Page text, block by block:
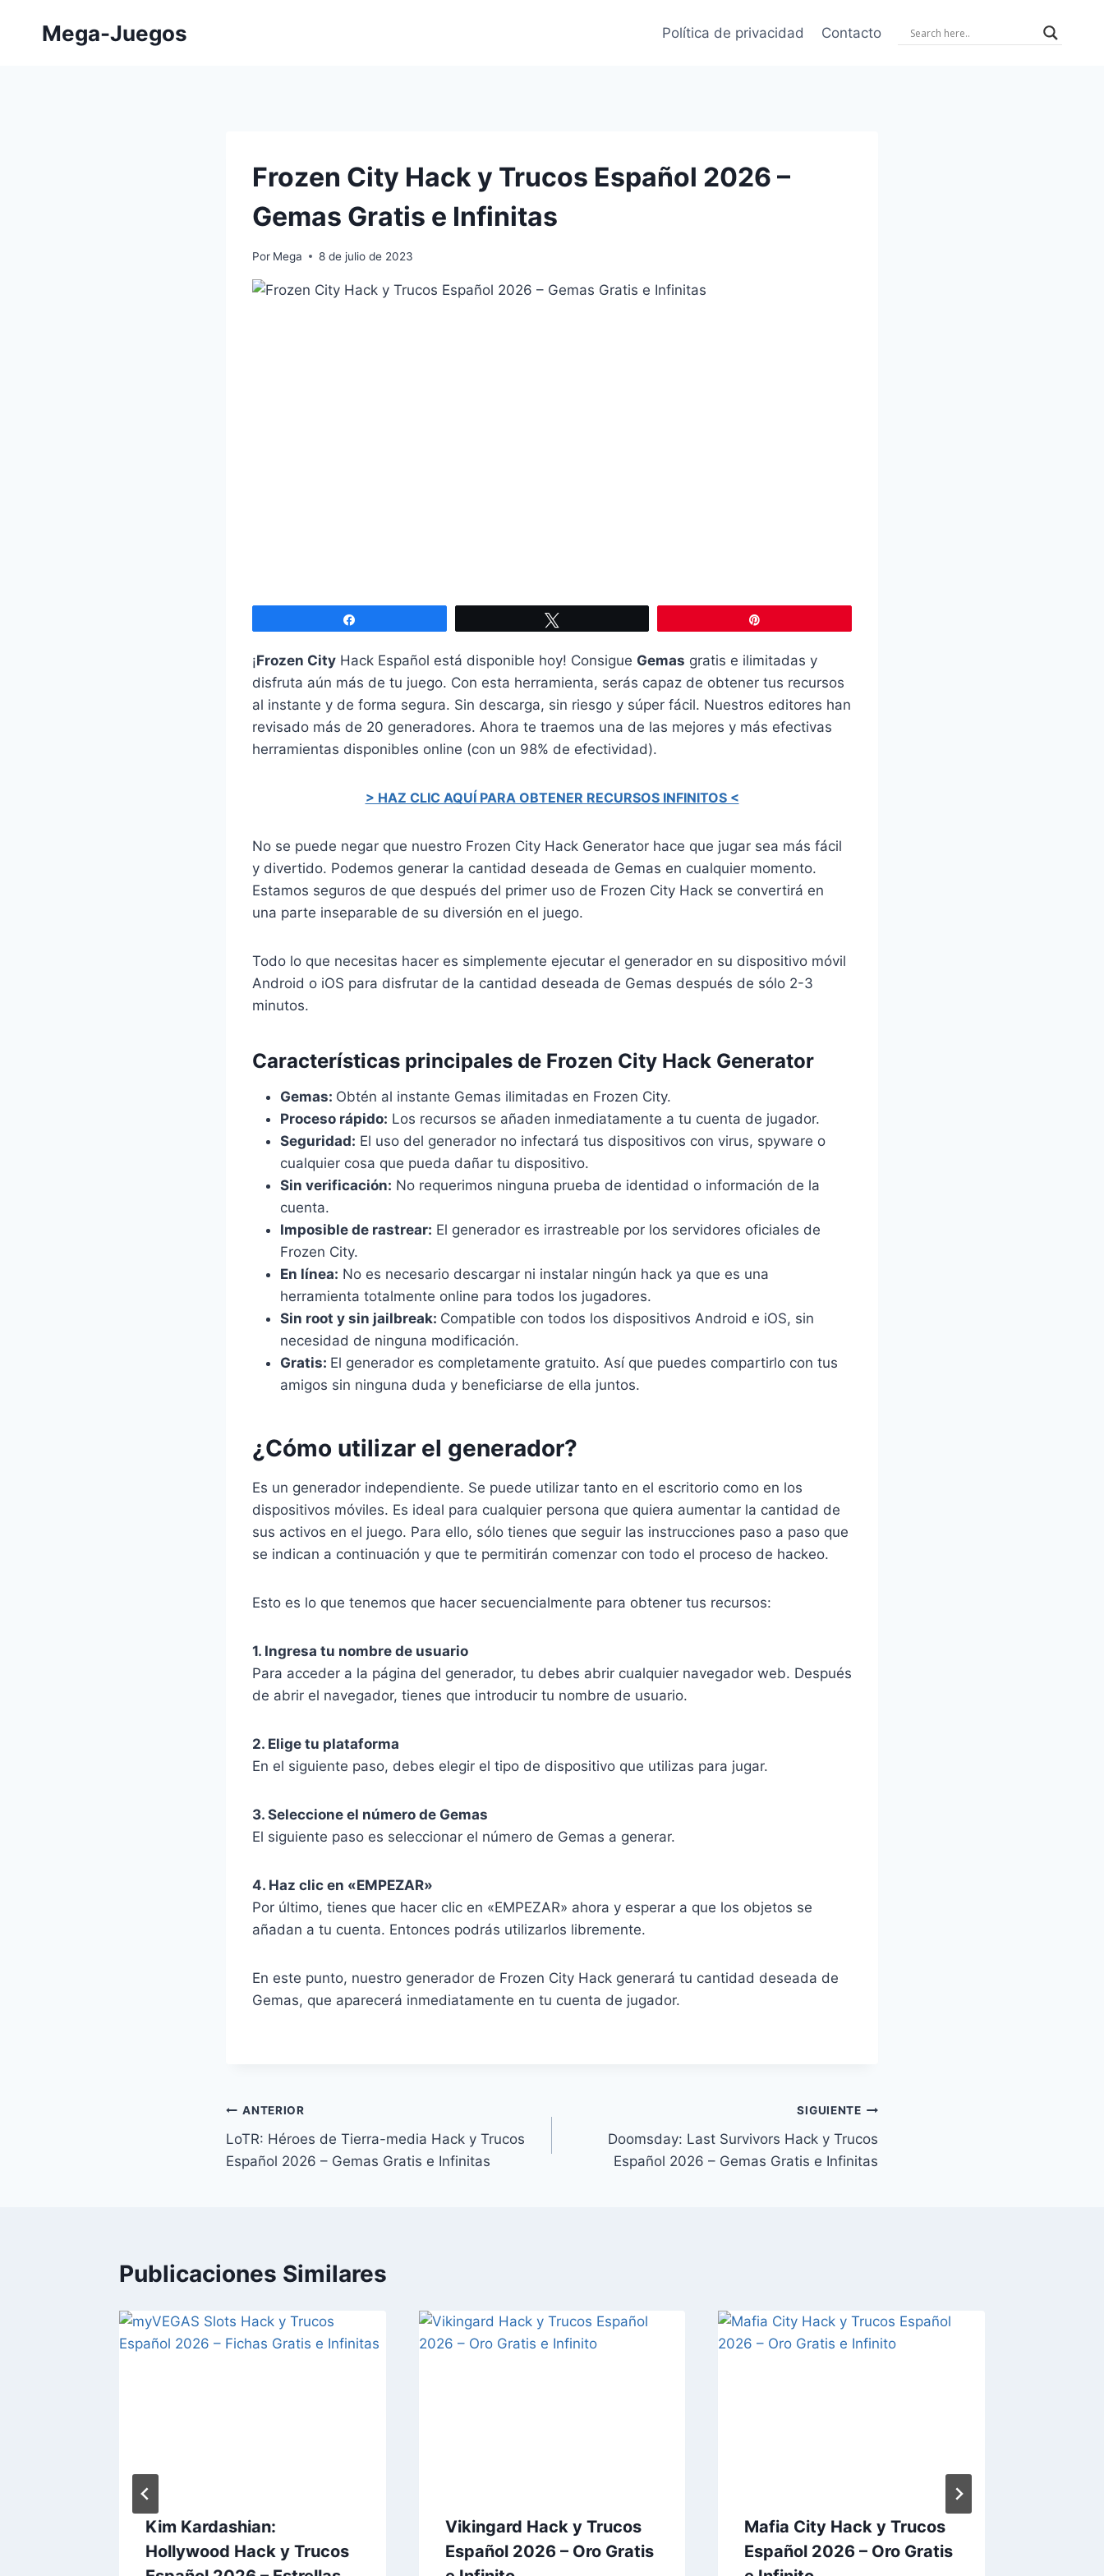
Mega-Juegos Política de privacidad Contacto
Frozen City Hack y Trucos Español 2026 –
Gemas Gratis e Infinitas
Por Mega 8 de julio de 2023
¡Frozen City Hack Español está disponible hoy! Consigue Gemas gratis e ilimitadas y
disfruta aún más de tu juego. Con esta herramienta, serás capaz de obtener tus recursos
al instante y de forma segura. Sin descarga, sin riesgo y súper fácil. Nuestros editores han
revisado más de 20 generadores. Ahora te traemos una de las mejores y más efectivas
herramientas disponibles online (con un 98% de efectividad).
> HAZ CLIC AQUÍ PARA OBTENER RECURSOS INFINITOS <
No se puede negar que nuestro Frozen City Hack Generator hace que jugar sea más fácil
y divertido. Podemos generar la cantidad deseada de Gemas en cualquier momento.
Estamos seguros de que después del primer uso de Frozen City Hack se convertirá en
una parte inseparable de su diversión en el juego.
Todo lo que necesitas hacer es simplemente ejecutar el generador en su dispositivo móvil
Android o iOS para disfrutar de la cantidad deseada de Gemas después de sólo 2-3
minutos.
Características principales de Frozen City Hack Generator
Gemas: Obtén al instante Gemas ilimitadas en Frozen City.
Proceso rápido: Los recursos se añaden inmediatamente a tu cuenta de jugador.
Seguridad: El uso del generador no infectará tus dispositivos con virus, spyware o
cualquier cosa que pueda dañar tu dispositivo.
Sin verificación: No requerimos ninguna prueba de identidad o información de la
cuenta.
Imposible de rastrear: El generador es irrastreable por los servidores oficiales de
Frozen City.
En línea: No es necesario descargar ni instalar ningún hack ya que es una
herramienta totalmente online para todos los jugadores.
Sin root y sin jailbreak: Compatible con todos los dispositivos Android e iOS, sin
necesidad de ninguna modificación.
Gratis: El generador es completamente gratuito. Así que puedes compartirlo con tus
amigos sin ninguna duda y beneficiarse de ella juntos.
¿Cómo utilizar el generador?
Es un generador independiente. Se puede utilizar tanto en el escritorio como en los
dispositivos móviles. Es ideal para cualquier persona que quiera aumentar la cantidad de
sus activos en el juego. Para ello, sólo tienes que seguir las instrucciones paso a paso que
se indican a continuación y que te permitirán comenzar con todo el proceso de hackeo.
Esto es lo que tenemos que hacer secuencialmente para obtener tus recursos:
1. Ingresa tu nombre de usuario
Para acceder a la página del generador, tu debes abrir cualquier navegador web. Después
de abrir el navegador, tienes que introducir tu nombre de usuario.
2. Elige tu plataforma
En el siguiente paso, debes elegir el tipo de dispositivo que utilizas para jugar.
3. Seleccione el número de Gemas
El siguiente paso es seleccionar el número de Gemas a generar.
4. Haz clic en «EMPEZAR»
Por último, tienes que hacer clic en «EMPEZAR» ahora y esperar a que los objetos se
añadan a tu cuenta. Entonces podrás utilizarlos libremente.
En este punto, nuestro generador de Frozen City Hack generará tu cantidad deseada de
Gemas, que aparecerá inmediatamente en tu cuenta de jugador.
Navegación
de
ANTERIOR
LoTR: Héroes de Tierra-media Hack y Trucos
Español 2026 – Gemas Gratis e Infinitas
SIGUIENTE
Doomsday: Last Survivors Hack y Trucos
Español 2026 – Gemas Gratis e Infinitas
Publicaciones Similares
Kim Kardashian:
Hollywood Hack y Trucos
Vikingard ⁣Hack y Trucos
Español 2026 – Oro Gratis
Mafia City Hack y Trucos
Español 2026 – Oro Gratis